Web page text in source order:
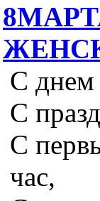
С днем
С
С
час,